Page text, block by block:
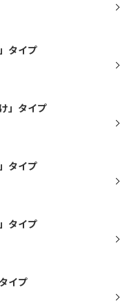
タイプ
」タイプ
タイプ
タイプ
イプ